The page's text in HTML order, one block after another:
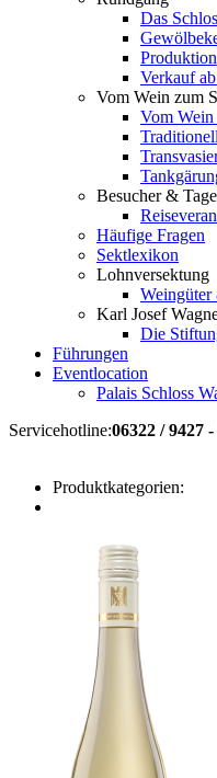
Das
Produktion
Verkauf
Vom Wein zum
Vom
Besucher &
Häufige Fragen
Sektlexikon
Lohnversektung
Weingüter
Karl Josef
Die
Führungen
Eventlocation
Palais Schloss
Servicehotline:06322 / 9427
Produktkategorien: